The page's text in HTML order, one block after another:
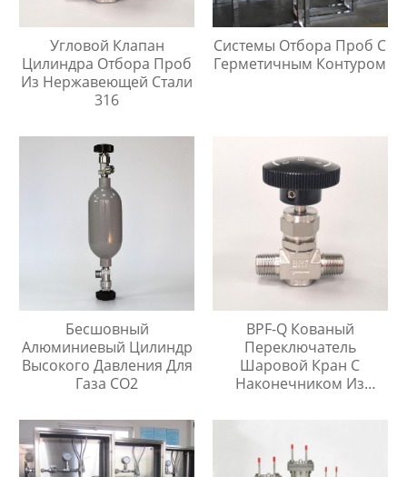
Угловой Клапан
Цилиндра Отбора Проб
Из Нержавеющей Стали
316
Системы Отбора Проб С
Герметичным Контуром
Бесшовный
Алюминиевый Цилиндр
Высокого Давления Для
Газа CO2
BPF-Q Кованый
Переключатель
Шаровой Кран С
Наконечником Из